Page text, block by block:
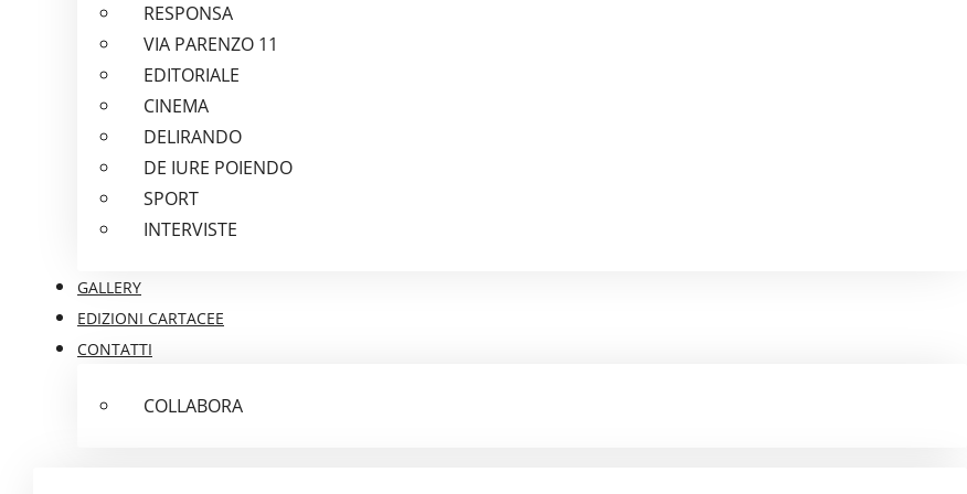
RESPONSA
VIA PARENZO 11
EDITORIALE
CINEMA
DELIRANDO
DE IURE POIENDO
SPORT
INTERVISTE
GALLERY
EDIZIONI CARTACEE
CONTATTI
COLLABORA